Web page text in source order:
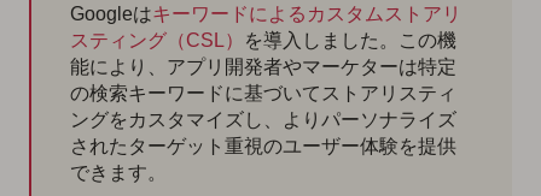
Googleはキーワードによるカスタムストアリ
スティング（CSL）
を導入しました。この機
能により、アプリ開発者やマーケターは特定
の検索キーワードに基づいてストアリスティ
ングをカスタマイズし、よりパーソナライズ
されたターゲット重視のユーザー体験を提供
できます。